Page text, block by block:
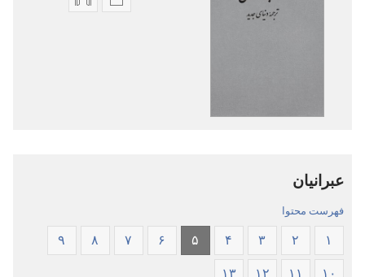
گزینۀ گزینۀ
عبرانیان
فهرست محتوا
۱ ۲ ۳ ۴ ۵ ۶ ۷ ۸ ۹
۱۰ ۱۱ ۱۲ ۱۳